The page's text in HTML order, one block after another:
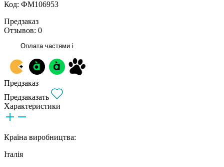
Код: ФМ106953
Предзаказ
Отзывов: 0
Оплата частями i
Предзаказ
Предзаказать
Характеристики
Країна виробництва:
Італія